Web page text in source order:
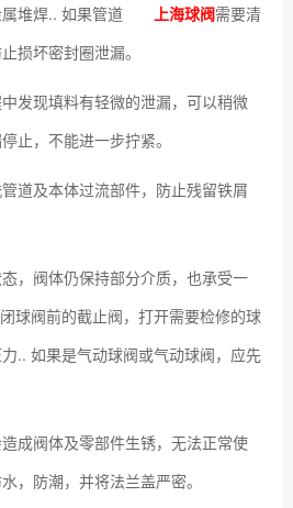
堆焊.. 如果管道 上海球阀需要清
损坏密封圈泄漏。
发现填料有轻微的泄漏，可以稍微
止，不能进一步拧紧。
道及本体过流部件，防止残留铁屑
，阀体仍保持部分介质，也承受一
球阀前的截止阀，打开需要检修的球
.. 如果是气动球阀或气动球阀，应先
成阀体及零部件生锈，无法正常使
，防潮，并将法兰盖严密。